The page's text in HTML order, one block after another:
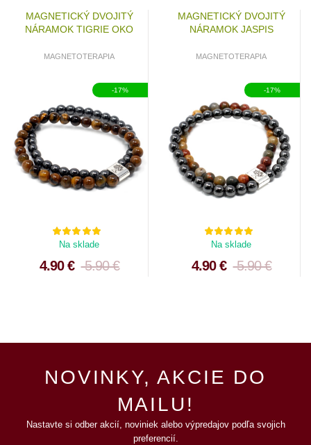
MAGNETICKÝ DVOJITÝ
NÁRAMOK TIGRIE OKO
MAGNETOTERAPIA
-17%
Na sklade
4.90 € 5.90 €
MAGNETICKÝ DVOJITÝ
NÁRAMOK JASPIS
MAGNETOTERAPIA
-17%
Na sklade
4.90 € 5.90 €
NOVINKY, AKCIE DO
MAILU!
Nastavte si odber akcií, noviniek alebo výpredajov podľa svojich
preferencií.